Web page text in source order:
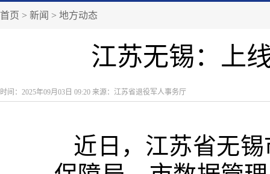
首页 > 新闻 > 地方动态
江苏无锡：上
时间：2025年09月03日 09:20 来源：江苏省退役军人事务厅
近日，江苏省无